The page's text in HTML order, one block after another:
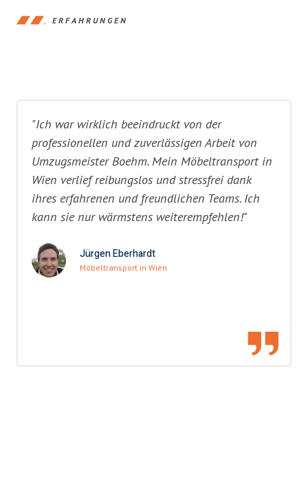
ERFAHRUNGEN
"Ich war wirklich beeindruckt von der
professionellen und zuverlässigen Arbeit von
Umzugsmeister Boehm. Mein Möbeltransport in
Wien verlief reibungslos und stressfrei dank
ihres erfahrenen und freundlichen Teams. Ich
kann sie nur wärmstens weiterempfehlen!"
Jürgen Eberhardt
Möbeltransport in Wien